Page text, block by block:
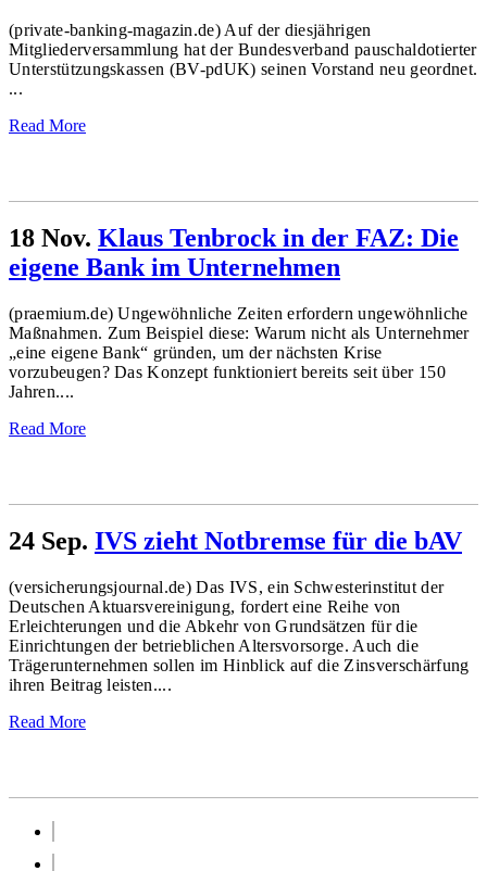
(private-banking-magazin.de) Auf der diesjährigen
Mitgliederversammlung hat der Bundesverband pauschaldotierter
Unterstützungskassen (BV-pdUK) seinen Vorstand neu geordnet.
...
Read More
18 Nov. Klaus Tenbrock in der FAZ: Die
eigene Bank im Unternehmen
(praemium.de) Ungewöhnliche Zeiten erfordern ungewöhnliche
Maßnahmen. Zum Beispiel diese: Warum nicht als Unternehmer
„eine eigene Bank“ gründen, um der nächsten Krise
vorzubeugen? Das Konzept funktioniert bereits seit über 150
Jahren....
Read More
24 Sep. IVS zieht Notbremse für die bAV
(versicherungsjournal.de) Das IVS, ein Schwesterinstitut der
Deutschen Aktuarsvereinigung, fordert eine Reihe von
Erleichterungen und die Abkehr von Grundsätzen für die
Einrichtungen der betrieblichen Altersvorsorge. Auch die
Trägerunternehmen sollen im Hinblick auf die Zinsverschärfung
ihren Beitrag leisten....
Read More